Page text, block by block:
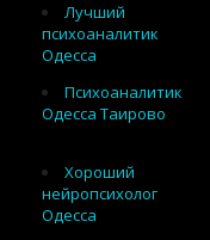
Лучший
психоаналитик
Одесса
Психоаналитик
Одесса Таирово
Хороший
нейропсихолог
Одесса